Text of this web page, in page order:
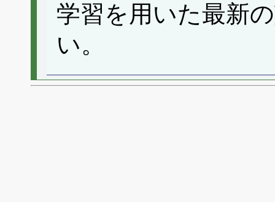
学習を用いた最新
い。